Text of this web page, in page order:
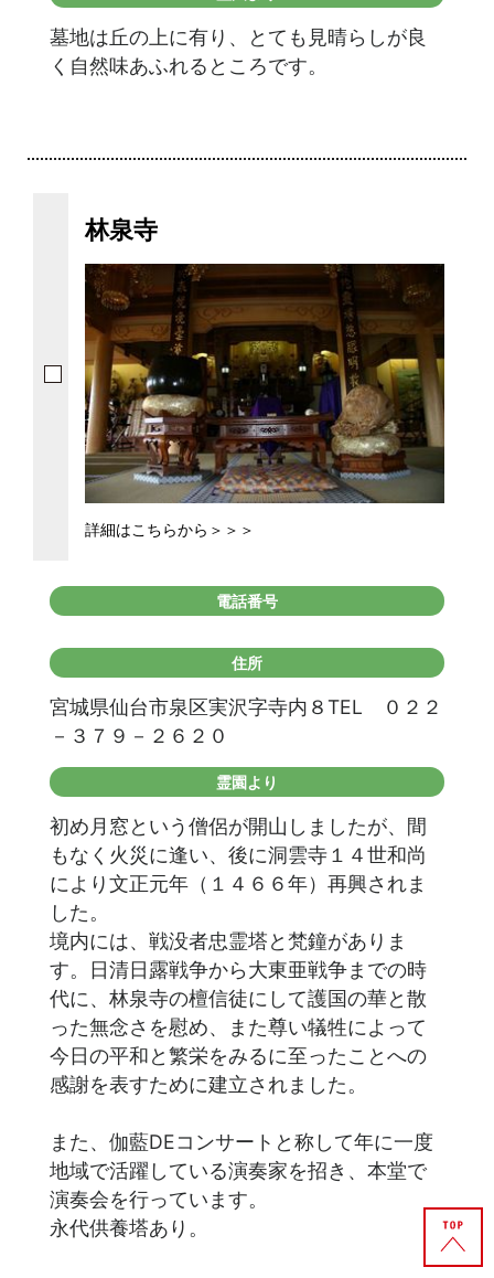
墓地は丘の上に有り、とても見晴らしが良
く自然味あふれるところです。
林泉寺
詳細はこちらから＞＞＞
電話番号
住所
宮城県仙台市泉区実沢字寺内８TEL ０２２
－３７９－２６２０
霊園より
初め月窓という僧侶が開山しましたが、間
もなく火災に逢い、後に洞雲寺１４世和尚
により文正元年（１４６６年）再興されま
した。
境内には、戦没者忠霊塔と梵鐘がありま
す。日清日露戦争から大東亜戦争までの時
代に、林泉寺の檀信徒にして護国の華と散
った無念さを慰め、また尊い犠牲によって
今日の平和と繁栄をみるに至ったことへの
感謝を表すために建立されました。
また、伽藍DEコンサートと称して年に一度
地域で活躍している演奏家を招き、本堂で
演奏会を行っています。
永代供養塔あり。